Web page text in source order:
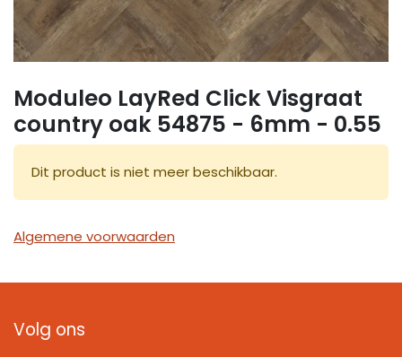
Moduleo LayRed Click Visgraat
country oak 54875 - 6mm - 0.55
Dit product is niet meer beschikbaar.
Algemene voorwaarden
Volg ons